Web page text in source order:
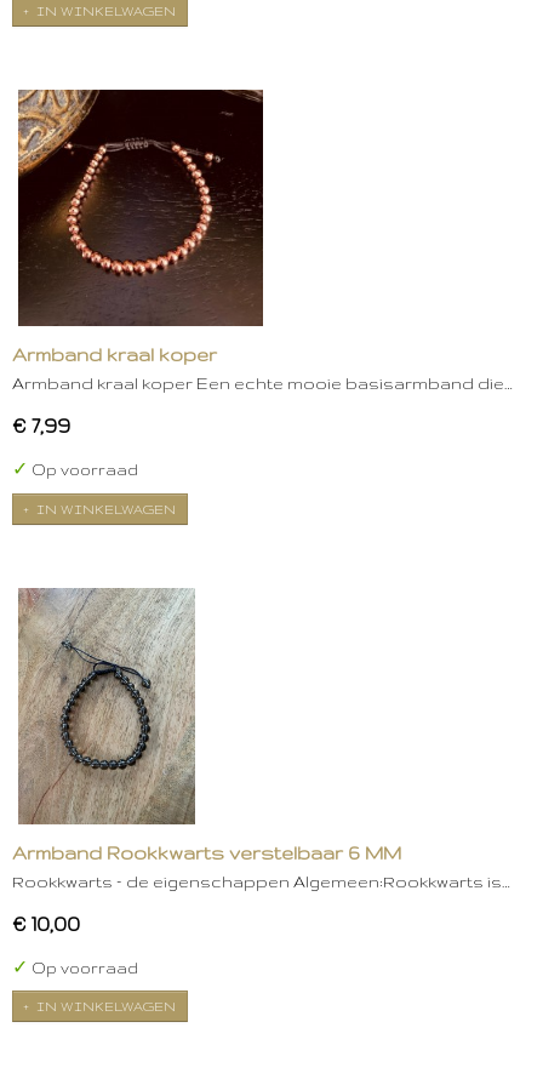
IN WINKELWAGEN
Armband kraal koper
Armband kraal koper Een echte mooie basisarmband die…
€ 7,99
✓ Op voorraad
IN WINKELWAGEN
Armband Rookkwarts verstelbaar 6 MM
Rookkwarts – de eigenschappen Algemeen:Rookkwarts is…
€ 10,00
✓ Op voorraad
IN WINKELWAGEN